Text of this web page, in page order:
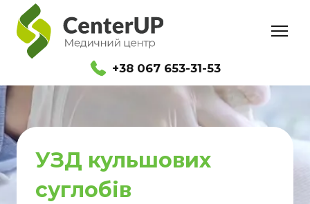
+38 067 653-31-53
УЗД кульшових
суглобів